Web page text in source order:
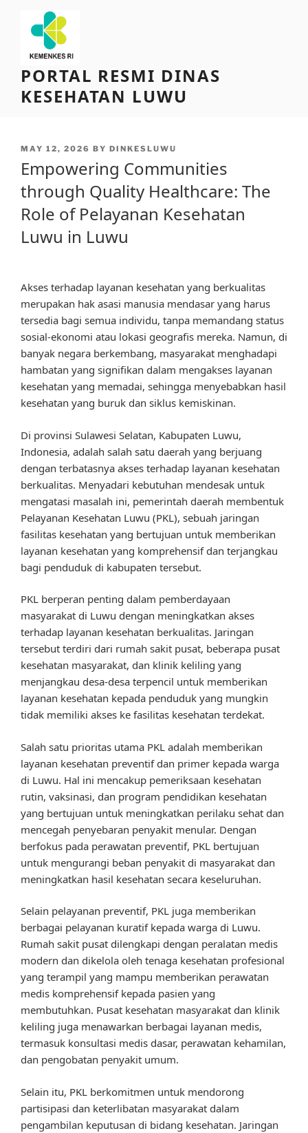
content
PORTAL RESMI DINAS
KESEHATAN LUWU
POSTED
MAY 12, 2026 BY DINKESLUWU
Empowering Communities
through Quality Healthcare: The
Role of Pelayanan Kesehatan
Luwu in Luwu
Akses terhadap layanan kesehatan yang berkualitas
merupakan hak asasi manusia mendasar yang harus
tersedia bagi semua individu, tanpa memandang status
sosial-ekonomi atau lokasi geografis mereka. Namun, di
banyak negara berkembang, masyarakat menghadapi
hambatan yang signifikan dalam mengakses layanan
kesehatan yang memadai, sehingga menyebabkan hasil
kesehatan yang buruk dan siklus kemiskinan.
Di provinsi Sulawesi Selatan, Kabupaten Luwu,
Indonesia, adalah salah satu daerah yang berjuang
dengan terbatasnya akses terhadap layanan kesehatan
berkualitas. Menyadari kebutuhan mendesak untuk
mengatasi masalah ini, pemerintah daerah membentuk
Pelayanan Kesehatan Luwu (PKL), sebuah jaringan
fasilitas kesehatan yang bertujuan untuk memberikan
layanan kesehatan yang komprehensif dan terjangkau
bagi penduduk di kabupaten tersebut.
PKL berperan penting dalam pemberdayaan
masyarakat di Luwu dengan meningkatkan akses
terhadap layanan kesehatan berkualitas. Jaringan
tersebut terdiri dari rumah sakit pusat, beberapa pusat
kesehatan masyarakat, dan klinik keliling yang
menjangkau desa-desa terpencil untuk memberikan
layanan kesehatan kepada penduduk yang mungkin
tidak memiliki akses ke fasilitas kesehatan terdekat.
Salah satu prioritas utama PKL adalah memberikan
layanan kesehatan preventif dan primer kepada warga
di Luwu. Hal ini mencakup pemeriksaan kesehatan
rutin, vaksinasi, dan program pendidikan kesehatan
yang bertujuan untuk meningkatkan perilaku sehat dan
mencegah penyebaran penyakit menular. Dengan
berfokus pada perawatan preventif, PKL bertujuan
untuk mengurangi beban penyakit di masyarakat dan
meningkatkan hasil kesehatan secara keseluruhan.
Selain pelayanan preventif, PKL juga memberikan
berbagai pelayanan kuratif kepada warga di Luwu.
Rumah sakit pusat dilengkapi dengan peralatan medis
modern dan dikelola oleh tenaga kesehatan profesional
yang terampil yang mampu memberikan perawatan
medis komprehensif kepada pasien yang
membutuhkan. Pusat kesehatan masyarakat dan klinik
keliling juga menawarkan berbagai layanan medis,
termasuk konsultasi medis dasar, perawatan kehamilan,
dan pengobatan penyakit umum.
Selain itu, PKL berkomitmen untuk mendorong
partisipasi dan keterlibatan masyarakat dalam
pengambilan keputusan di bidang kesehatan. Jaringan